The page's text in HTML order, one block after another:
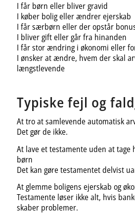
I får børn eller bliver gravid
I køber bolig eller ændrer ejerskab
I får særbørn eller der opstår
I bliver gift eller går fra hinanden
I får stor ændring i økonomi eller
I ønsker at ændre, hvem der skal
længstlevende
Typiske fejl og
At tro at samlevende automatisk
Det gør de ikke.
At lave et testamente uden at tage
børn
Det kan gøre testamentet delvist
At glemme boligens ejerskab og
Testamente løser ikke alt, hvis
skaber problemer.